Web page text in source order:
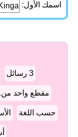
اسمك الأول:
3 رسائل
مقطع واحد من1
حسب اللغة